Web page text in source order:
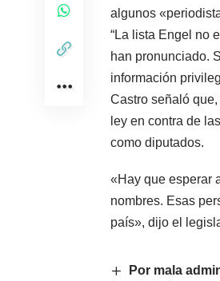
algunos
“La lista Engel no
han pronunciado.
información
Castro señaló
ley en contra de
como diputados.
«Hay que esperar
nombres. Esas
país», dijo el
Por mala